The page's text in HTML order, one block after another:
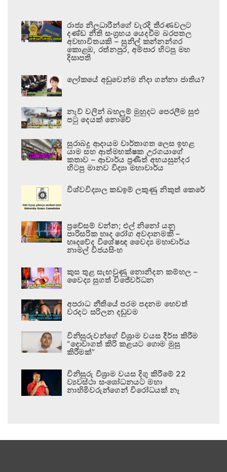
රාජ්‍ය නිලධාරීන්ගේ වැරදි තීරණවලට
දණ්ඩ නීති සංග්‍රහය යෙදවීම බරපතල
අවභාවිතයකි – සුනිල් කන්නන්ගර
කොළඹ, රත්නපුර, අම්පාර හිටපු මහ
දිසාපති
ලෝකයේ අඩුවෙන්ම නිදා ගන්නා ජාතිය?
නැව් වලින් බහලුම් මුහුදට පෙරලීම සුළු
පටු දෙයක් නොවේ
සුරාබදු ආදායම වාර්තාගත ලෙස ඉහළ
යාම සහ ආත්මභක්ෂක උරගයාගේ
කතාව – ආචාර්ය ප්‍රණීත් අභයසුන්දර
හිටපු මානව විද්‍යා මහාචාර්ය
විශ්වවිද්‍යාල කඩඉම් ලකුණු නිකුත් කෙරේ
ප්‍රවේසම් වන්න; එල් නිනෝ යනු
පාරිසරික හෘද රෝග අවදානමකි –
හෘදවේද විශේෂඥ වෛද්‍ය මහාචාර්ය
නාමල් විජයසිංහ
කුස තුළ සැඟවුණු නොනිදන කම්හල –
වෛද්‍ය සුගත් විජේවර්ධන
අපරාධ නීතියේ පරම පදනම හෙවත්
වරදට සරිලන දඬුවම
විනිසුරුවන්ගේ විශ්‍රාම වයස දීර්ඝ කිරීම
“දොවාගත් කිරි කළයට ගොම මුසු
කිරීමක්”
විනිසුරු විශ්‍රාම වයස දිගු කිරීමේ 22
ව්‍යවස්ථා සංශෝධනයට මහා
නාහිමිවරුන්ගෙන් විරෝධයක් නෑ